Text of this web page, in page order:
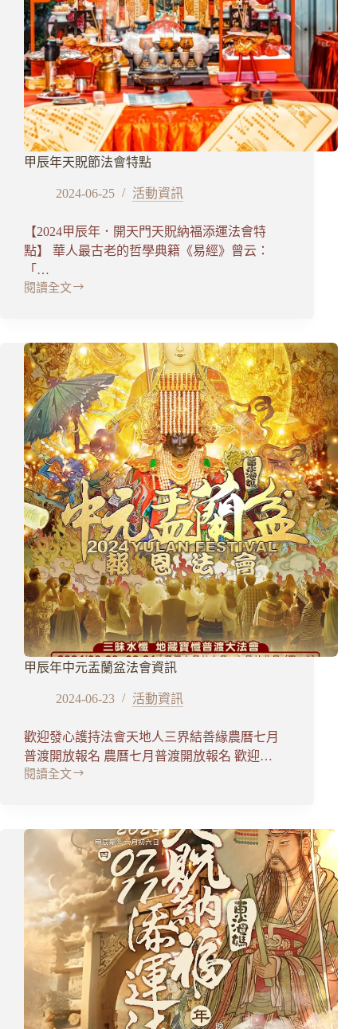
一
瓦
護
持
重
建
甲辰年天貺節法會特點
2024-06-25 活動資訊
【2024甲辰年．開天門天貺納福添運法會特
點】 華人最古老的哲學典籍《易經》曾云：
「…
閱讀全文
甲
天
貺
節
法
會
特
點
甲辰年中元盂蘭盆法會資訊
2024-06-23 活動資訊
歡迎發心護持法會天地人三界結善緣農曆七月
普渡開放報名 農曆七月普渡開放報名 歡迎…
閱讀全文
甲
中
盂
蘭
盆
法
會
訊